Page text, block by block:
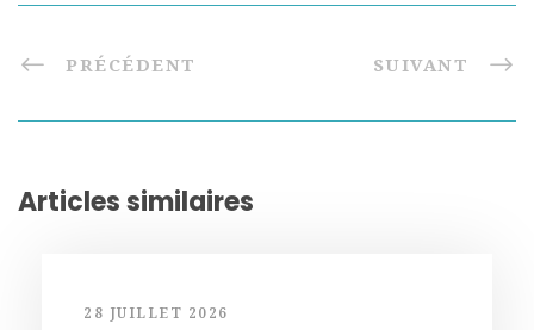
PRÉCÉDENT SUIVANT
Articles similaires
28 JUILLET 2026